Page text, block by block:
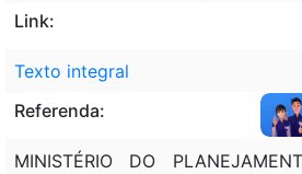
Link:
Texto integral
Referenda:
MINISTÉRIO DO